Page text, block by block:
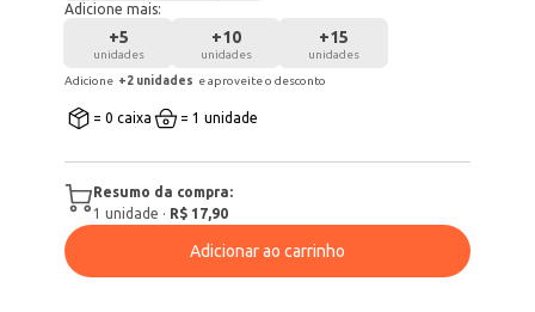
Adicione mais:
+5
unidades
+10
unidades
+15
unidades
Adicione +2 unidades e aproveite o desconto
= 0 caixa = 1 unidade
Resumo da compra:
1 unidade · R$ 17,90
Adicionar ao carrinho